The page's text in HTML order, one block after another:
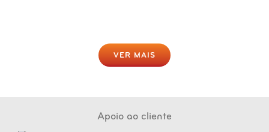
VER MAIS
Apoio ao cliente